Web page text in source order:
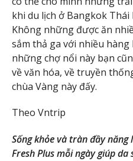
khi du lịch ở Bangkok
Không những được ăn
sắm thả ga với nhiều
những chợ nổi này bạn
về văn hóa, về truyền
chùa Vàng này đấy.
Theo Vntrip
Sống khỏe và tràn đầy
Fresh Plus mỗi ngày giúp